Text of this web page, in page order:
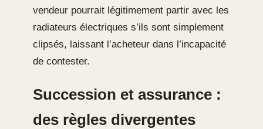
vendeur pourrait légitimement partir avec les
radiateurs électriques s’ils sont simplement
clipsés, laissant l’acheteur dans l’incapacité
de contester.
Succession et assurance :
des règles divergentes